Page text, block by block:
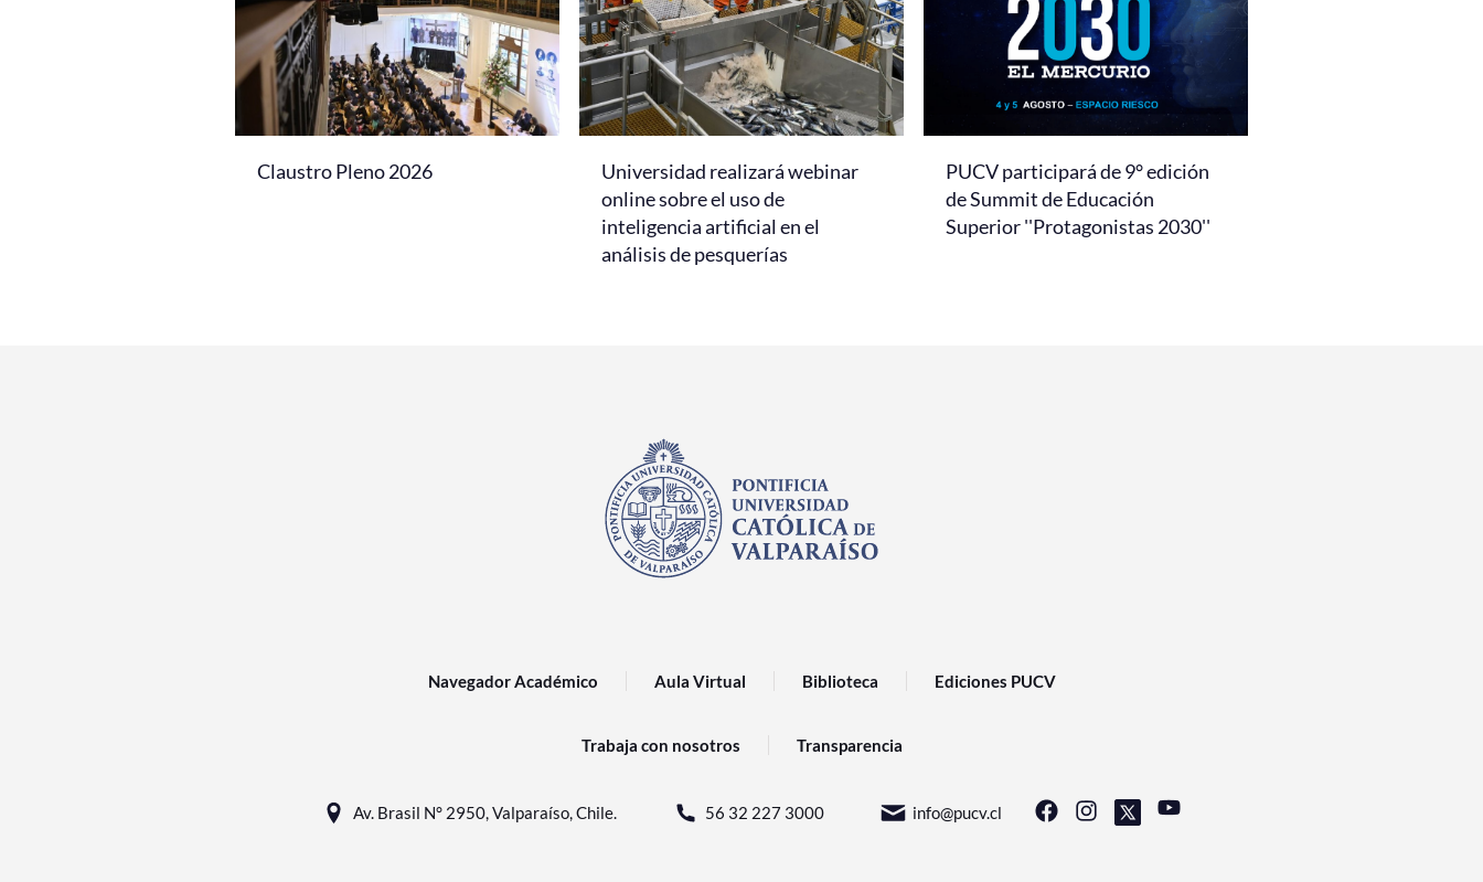
Claustro Pleno 2026
Universidad realizará webinar
online sobre el uso de
inteligencia artificial en el
análisis de pesquerías
PUCV participará de 9° edición
de Summit de Educación
Superior ''Protagonistas 2030''
Navegador Académico Aula Virtual Biblioteca Ediciones PUCV
Trabaja con nosotros Transparencia
Av. Brasil N° 2950, Valparaíso, Chile. 56 32 227 3000 info@pucv.cl